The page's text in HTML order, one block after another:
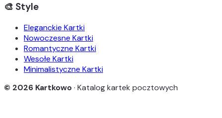
🎨 Style
Eleganckie Kartki
Nowoczesne Kartki
Romantyczne Kartki
Wesołe Kartki
Minimalistyczne Kartki
© 2026 Kartkowo· Katalog kartek pocztowych